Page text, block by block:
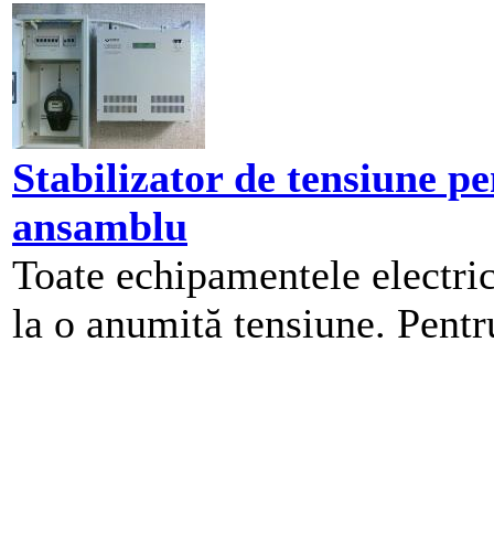
Stabilizator de tensiune
ansamblu
Toate echipamentele
la o anumită tensiune.